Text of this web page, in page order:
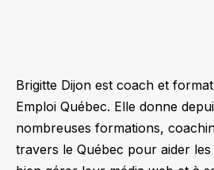
Brigitte Dijon est coach et
Emploi Québec. Elle donne
nombreuses formations,
travers le Québec pour aider